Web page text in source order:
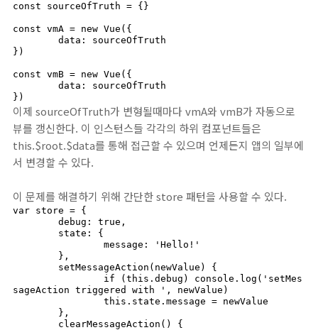
const sourceOfTruth = {}
const vmA = new Vue({
})
const vmB = new Vue({
})
이제 sourceOfTruth가 변형될때마다 vmA와 vmB가 자동으로
뷰를 갱신한다. 이 인스턴스들 각각의 하위 컴포넌트들은
this.$root.$data를 통해 접근할 수 있으며 언제든지 앱의 일부에
서 변경할 수 있다.
이 문제를 해결하기 위해 간단한 store 패턴을 사용할 수 있다.
var store = {
sageAction triggered with ', newValue)